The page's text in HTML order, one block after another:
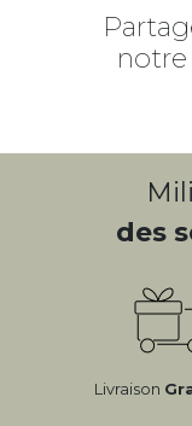
des
Livraison